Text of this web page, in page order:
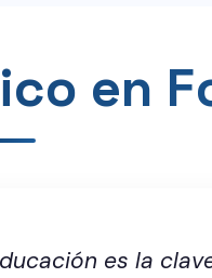
en
es la